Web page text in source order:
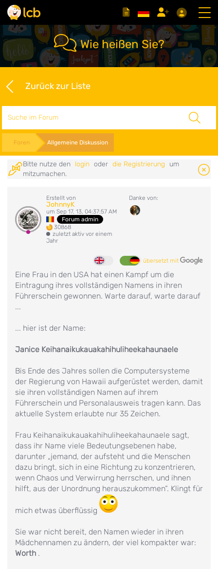
Wie heißen Sie?
Zurück zur Liste
Foren Allgemeine Diskussion
Bitte nutze den login oder die Registrierung
um
mitzumachen.
Erstellt von
JohnnyK
um Sep 17, 13, 04:37:57 AM
Forum admin
30868
zuletzt aktiv vor einem
Jahr
Danke von:
übersetzt mit
Eine Frau in den USA hat einen Kampf um die
Eintragung ihres vollständigen Namens in ihren
Führerschein gewonnen. Warte darauf, warte darauf
...
... hier ist der Name:
Janice Keihanaikukauakahihuliheekahaunaele
Bis Ende des Jahres sollen die Computersysteme
der Regierung von Hawaii aufgerüstet werden, damit
sie ihren vollständigen Namen auf ihrem
Führerschein und Personalausweis tragen kann. Das
aktuelle System erlaubte nur 35 Zeichen.
Frau Keihanaikukauakahihuliheekahaunaele sagt,
dass ihr Name viele Bedeutungsebenen habe,
darunter „jemand, der aufsteht und die Menschen
dazu bringt, sich in eine Richtung zu konzentrieren,
wenn Chaos und Verwirrung herrschen, und ihnen
hilft, aus der Unordnung herauszukommen“. Klingt für
mich etwas überflüssig
Sie war nicht bereit, den Namen wieder in ihren
Mädchennamen zu ändern, der viel kompakter war:
Worth .